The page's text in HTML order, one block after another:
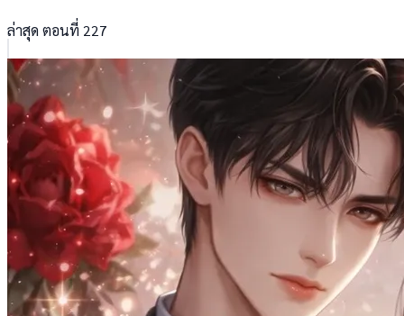
ล่าสุด ตอนที่ 227